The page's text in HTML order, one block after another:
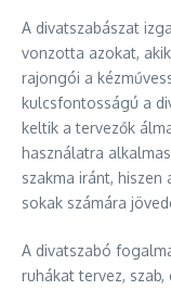
A divatszabászat
vonzotta azokat,
rajongói a
kulcsfontosságú a
keltik a tervezők
használatra
szakma iránt, hiszen
sokak számára
A divatszabó
ruhákat tervez,